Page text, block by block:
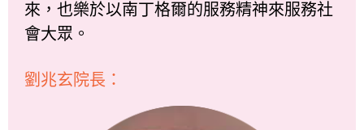
來，也樂於以南丁格爾的服務精神來服務社
會大眾。
劉兆玄院長：